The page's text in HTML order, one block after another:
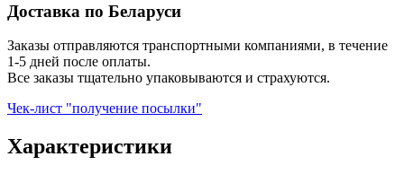
Доставка по Беларуси
Заказы отправляются транспортными компаниями, в течение
1-5 дней после оплаты.
Все заказы тщательно упаковываются и страхуются.
Чек-лист "получение посылки"
Характеристики